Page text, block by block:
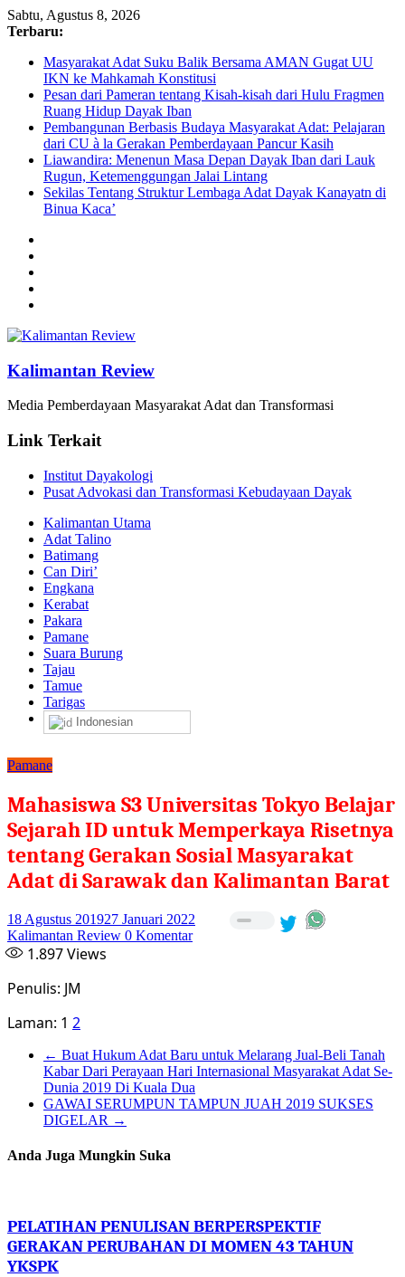
Sabtu, Agustus 8, 2026
Terbaru:
Masyarakat Adat Suku Balik Bersama AMAN Gugat UU
IKN ke Mahkamah Konstitusi
Pesan dari Pameran tentang Kisah-kisah dari Hulu Fragmen
Ruang Hidup Dayak Iban
Pembangunan Berbasis Budaya Masyarakat Adat: Pelajaran
dari CU à la Gerakan Pemberdayaan Pancur Kasih
Liawandira: Menenun Masa Depan Dayak Iban dari Lauk
Rugun, Ketemenggungan Jalai Lintang
Sekilas Tentang Struktur Lembaga Adat Dayak Kanayatn di
Binua Kaca’
Kalimantan Review
Media Pemberdayaan Masyarakat Adat dan Transformasi
Link Terkait
Institut Dayakologi
Pusat Advokasi dan Transformasi Kebudayaan Dayak
Kalimantan Utama
Adat Talino
Batimang
Can Diri’
Engkana
Kerabat
Pakara
Pamane
Suara Burung
Tajau
Tamue
Tarigas
Indonesian
Pamane
Mahasiswa S3 Universitas Tokyo Belajar
Sejarah ID untuk Memperkaya Risetnya
tentang Gerakan Sosial Masyarakat
Adat di Sarawak dan Kalimantan Barat
18 Agustus 201927 Januari 2022
Kalimantan Review 0 Komentar
1.897Views
Penulis: JM
Laman: 1 2
← Buat Hukum Adat Baru untuk Melarang Jual-Beli Tanah
Kabar Dari Perayaan Hari Internasional Masyarakat Adat Se-
Dunia 2019 Di Kuala Dua
GAWAI SERUMPUN TAMPUN JUAH 2019 SUKSES
DIGELAR →
Anda Juga Mungkin Suka
PELATIHAN PENULISAN BERPERSPEKTIF
GERAKAN PERUBAHAN DI MOMEN 43 TAHUN
YKSPK